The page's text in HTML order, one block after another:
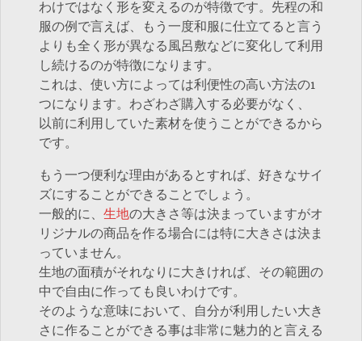
わけではなく形を変えるのが特徴です。先程の和
服の例で言えば、もう一度和服に仕立てると言う
よりも全く形が異なる風呂敷などに変化して利用
し続けるのが特徴になります。
これは、使い方によっては利便性の高い方法の1
つになります。わざわざ購入する必要がなく、
以前に利用していた素材を使うことができるから
です。
もう一つ便利な理由があるとすれば、好きなサイ
ズにすることができることでしょう。
一般的に、 生地の大きさ等は決まっていますがオ
リジナルの商品を作る場合には特に大きさは決ま
っていません。
生地の面積がそれなりに大きければ、その範囲の
中で自由に作っても良いわけです。
そのような意味において、自分が利用したい大き
さに作ることができる事は非常に魅力的と言える